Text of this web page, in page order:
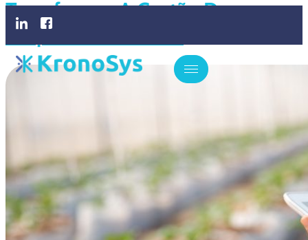
Transformar A Gestão De
Propriedades Rurais